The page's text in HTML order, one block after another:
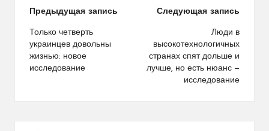
Навигация
по
записям
Предыдущая запись
Только четверть
украинцев довольны
жизнью: новое
исследование
Следующая запись
Люди в
высокотехнологичных
странах спят дольше и
лучше, но есть нюанс —
исследование